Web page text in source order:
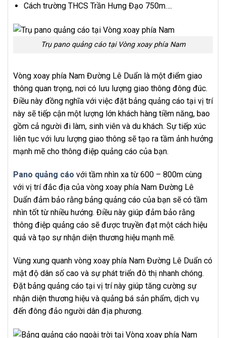
Cách trường THCS Trần Hưng Đạo 750m….
Trụ pano quảng cáo tại Vòng xoay phía Nam
Vòng xoay phía Nam Đường Lê Duẩn là một điểm giao
thông quan trọng, nơi có lưu lượng giao thông đông đúc.
Điều này đồng nghĩa với việc đặt bảng quảng cáo tại vị trí
này sẽ tiếp cận một lượng lớn khách hàng tiềm năng, bao
gồm cả người đi làm, sinh viên và du khách. Sự tiếp xúc
liên tục với lưu lượng giao thông sẽ tạo ra tầm ảnh hưởng
mạnh mẽ cho thông điệp quảng cáo của bạn.
Pano quảng cáo với tầm nhìn xa từ 600 – 800m cùng
với vị trí đắc địa của vòng xoay phía Nam Đường Lê
Duẩn đảm bảo rằng bảng quảng cáo của bạn sẽ có tầm
nhìn tốt từ nhiều hướng. Điều này giúp đảm bảo rằng
thông điệp quảng cáo sẽ được truyền đạt một cách hiệu
quả và tạo sự nhận diện thương hiệu mạnh mẽ.
Vùng xung quanh vòng xoay phía Nam Đường Lê Duẩn có
mật độ dân số cao và sự phát triển đô thị nhanh chóng.
Đặt bảng quảng cáo tại vị trí này giúp tăng cường sự
nhận diện thương hiệu và quảng bá sản phẩm, dịch vụ
đến đông đảo người dân địa phương.